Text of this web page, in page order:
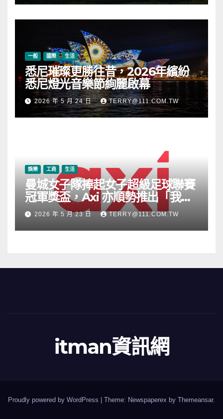
一般 國際 生活
悉尼璀璨更勝往昔，2026年繽紛
悉尼燈光音樂節絢麗啟幕
2026 年 5 月 24 日 TERRY@111.COM.TW
娛樂 工商 生活
曼城女子隊捧起女子超級足球聯賽
冠軍獎盃，Axi 亦順勢推出「我的
根源」宣傳活動
2026 年 5 月 23 日 TERRY@111.COM.TW
itman資訊網
Proudly powered by WordPress Theme: Newspaperex by Themeansar.